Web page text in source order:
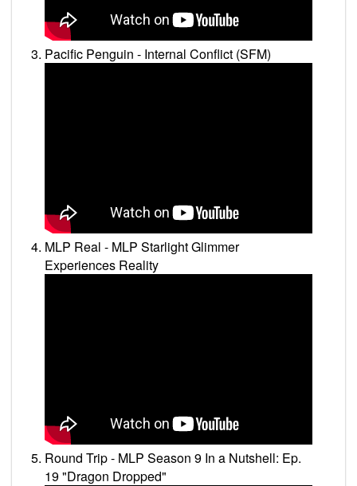
Pacific Penguin - Internal Conflict (SFM)
MLP Real - MLP Starlight Glimmer
Experiences Reality
Round Trip - MLP Season 9 In a Nutshell: Ep.
19 "Dragon Dropped"